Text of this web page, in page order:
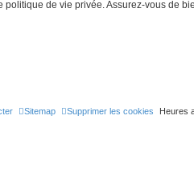
de vie privée. Assurez-vous de
Heures
Supprimer les cookies
Sitemap